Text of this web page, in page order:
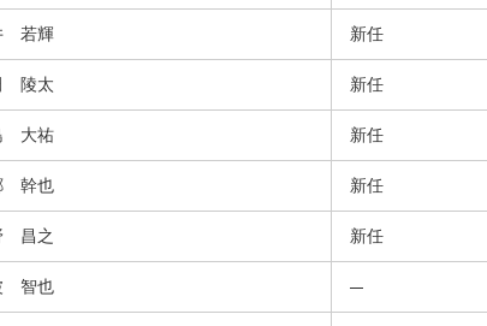
若輝 新任
陵太 新任
大祐 新任
幹也 新任
昌之 新任
智也